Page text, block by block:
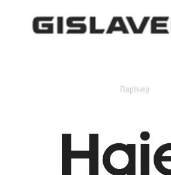
Партнер